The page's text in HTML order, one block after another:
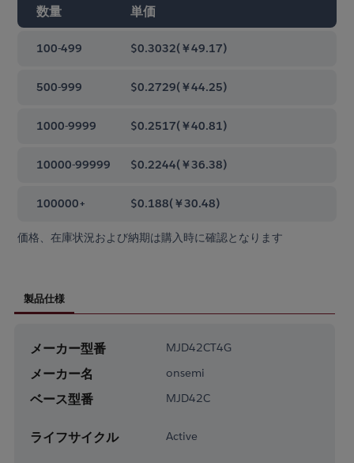
数量 単価
100-499 $0.3032(￥49.17)
500-999 $0.2729(￥44.25)
1000-9999 $0.2517(￥40.81)
10000-99999 $0.2244(￥36.38)
100000+ $0.188(￥30.48)
価格、在庫状況および納期は購入時に確認となります
製品仕様
メーカー型番 MJD42CT4G
メーカー名 onsemi
ベース型番 MJD42C
ライフサイクル Active